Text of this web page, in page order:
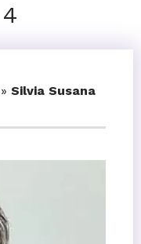
» Silvia Susana